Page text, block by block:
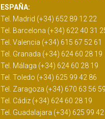
ESPAÑA:
Tel. Madrid (+34) 652 89 12 22
Tel. Barcelona (+34) 622 40 31
Tel. Valencia (+34) 615 67 52 61
Tel. Granada (+34) 624 60 28 19
Tel. Málaga (+34) 624 60 28 19
Tel. Toledo (+34) 625 99 42 86
Tel. Zaragoza (+34) 670 63 56 59
Tel. Cádiz (+34) 624 60 28 19
Tel. Guadalajara (+34) 625 99 42